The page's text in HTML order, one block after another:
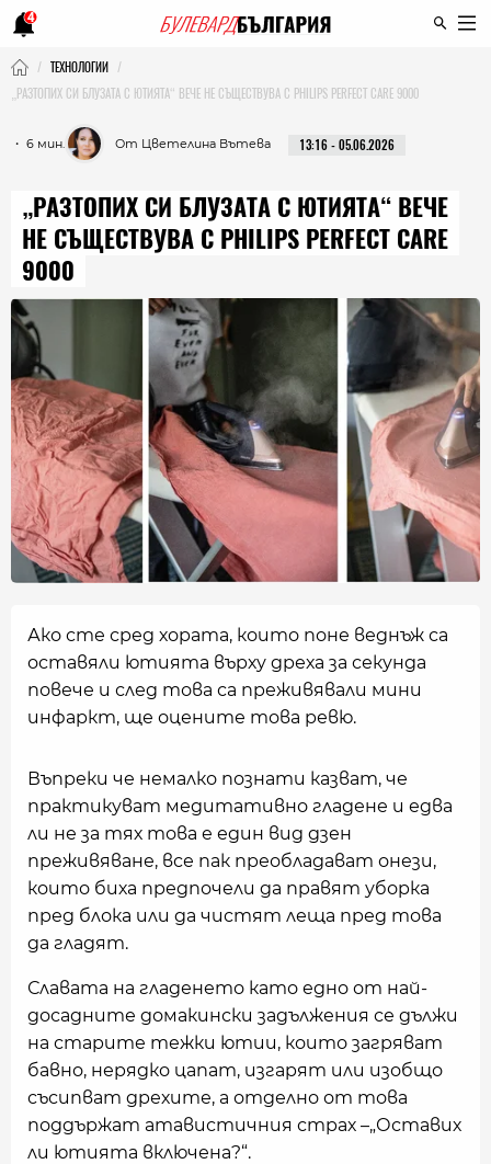
4
ТЕХНОЛОГИИ
„РАЗТОПИХ СИ БЛУЗАТА С ЮТИЯТА“ ВЕЧЕ НЕ СЪЩЕСТВУВА С PHILIPS PERFECT CARE 9000
・ 6 мин. От Цветелина Вътева 13:16 - 05.06.2026
„РАЗТОПИХ СИ БЛУЗАТА С ЮТИЯТА“ ВЕЧЕ
НЕ СЪЩЕСТВУВА С PHILIPS PERFECT CARE
9000
Ако сте сред хората, които поне веднъж са
оставяли ютията върху дреха за секунда
повече и след това са преживявали мини
инфаркт, ще оцените това ревю.
Въпреки че немалко познати казват, че
практикуват медитативно гладене и едва
ли не за тях това е един вид дзен
преживяване, все пак преобладават онези,
които биха предпочели да правят уборка
пред блока или да чистят леща пред това
да гладят.
Славата на гладенето като едно от най-
досадните домакински задължения се дължи
на старите тежки ютии, които загряват
бавно, нерядко цапат, изгарят или изобщо
съсипват дрехите, а отделно от това
поддържат атавистичния страх –„Оставих
ли ютията включена?“.